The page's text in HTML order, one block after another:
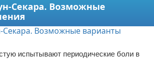
Секара. Возможные
испытывают периодические боли в